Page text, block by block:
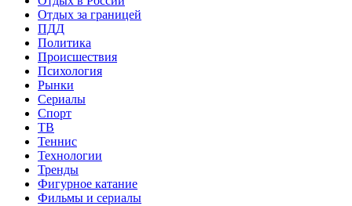
Отдых за границей
ПДД
Политика
Происшествия
Психология
Рынки
Сериалы
Спорт
ТВ
Теннис
Технологии
Тренды
Фигурное катание
Фильмы и сериалы